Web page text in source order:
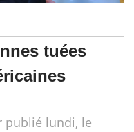
tuées
publié lundi, le